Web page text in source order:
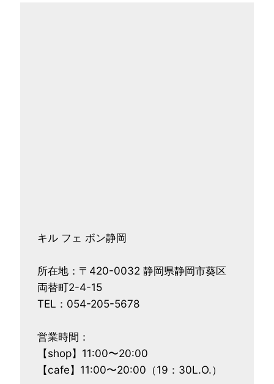
キル フェ ボン静岡
所在地：〒420-0032 静岡県静岡市葵区
両替町2-4-15
TEL：054-205-5678
営業時間：
【shop】11:00〜20:00
【cafe】11:00〜20:00（19：30L.O.）